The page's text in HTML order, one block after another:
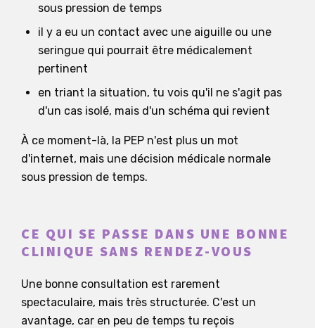
sous pression de temps
il y a eu un contact avec une aiguille ou une
seringue qui pourrait être médicalement
pertinent
en triant la situation, tu vois qu'il ne s'agit pas
d'un cas isolé, mais d'un schéma qui revient
À ce moment-là, la PEP n'est plus un mot
d'internet, mais une décision médicale normale
sous pression de temps.
CE QUI SE PASSE DANS UNE BONNE
CLINIQUE SANS RENDEZ-VOUS
Une bonne consultation est rarement
spectaculaire, mais très structurée. C'est un
avantage, car en peu de temps tu reçois